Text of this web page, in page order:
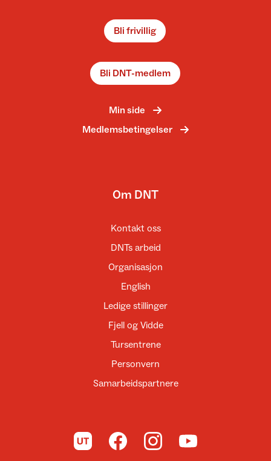
Bli frivillig
Bli DNT-medlem
Min side
Medlemsbetingelser
Om DNT
Kontakt oss
DNTs arbeid
Organisasjon
English
Ledige stillinger
Fjell og Vidde
Tursentrene
Personvern
Samarbeidspartnere
Til UT.no Til DNT på Facebook
Til DNT på Instagram
Til DNT på YouTube